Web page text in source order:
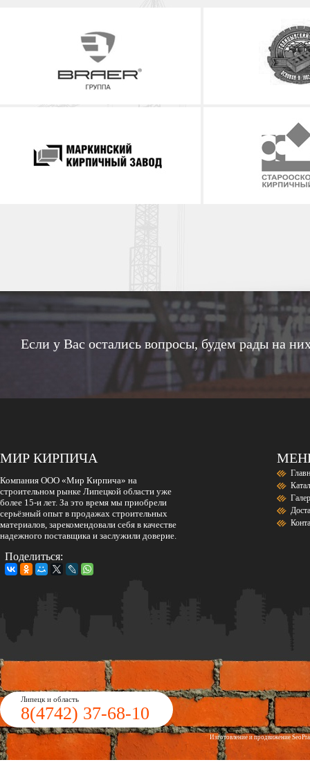
Если у Вас остались вопросы, будем рады на
МИР КИРПИЧА
Компания ООО «Мир Кирпича» на
строительном рынке Липецкой области уже
более 15-и лет. За это время мы приобрели
серьёзный опыт в продажах строительных
материалов, зарекомендовали себя в качестве
надежного поставщика и заслужили доверие.
Поделиться:
Липецк и область
8(4742) 37-68-10
Изготовление и продвижение Seo